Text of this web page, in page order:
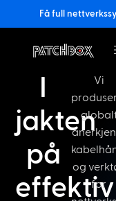
Få full
jakten
på
effektiv
Vi
og
for